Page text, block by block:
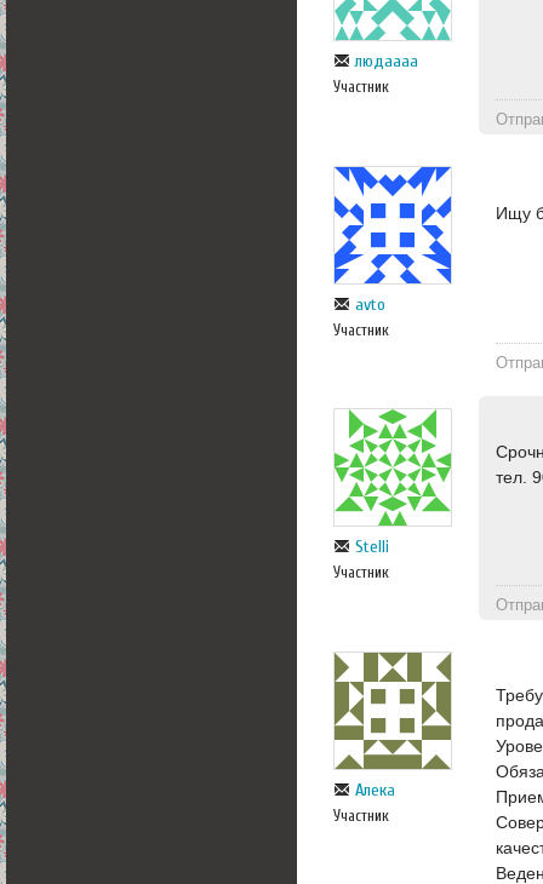
людаааа
Участник
avto
Участник
Ищу
Stelli
Участник
тел.
Алека
Участник